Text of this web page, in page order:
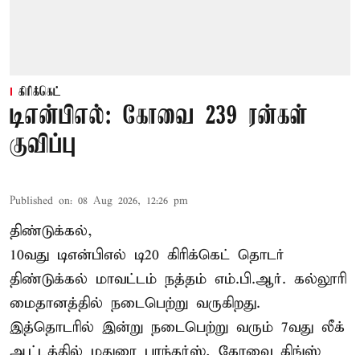
கிரிக்கெட்
டிஎன்பிஎல்: கோவை 239 ரன்கள்
குவிப்பு
Published on: 08 Aug 2026, 12:26 pm
திண்டுக்கல்,
10வது டிஎன்பிஎல் டி20 கிரிக்கெட் தொடர்
திண்டுக்கல் மாவட்டம் நத்தம் எம்.பி.ஆர். கல்லூரி
மைதானத்தில் நடைபெற்று வருகிறது.
இத்தொடரில் இன்று நடைபெற்று வரும் 7வது லீக்